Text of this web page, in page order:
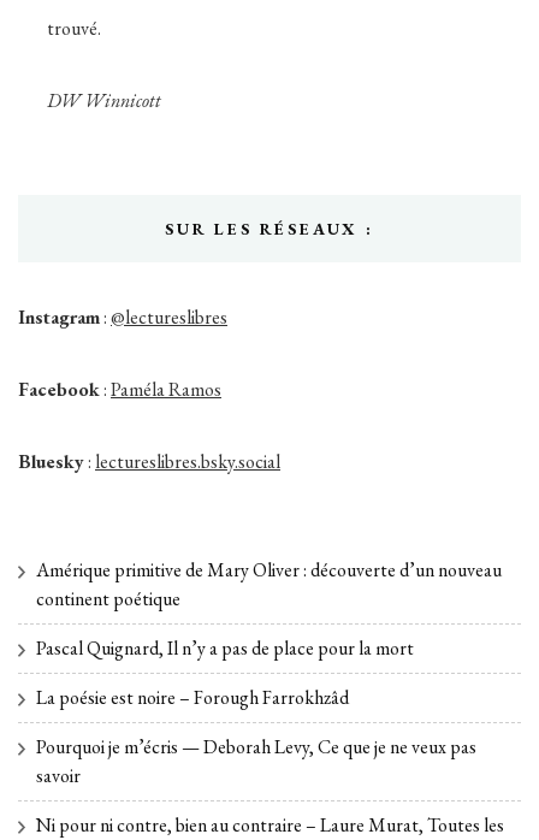
trouvé.
DW Winnicott
SUR LES RÉSEAUX :
Instagram:@lectureslibres
Facebook:Paméla Ramos
Bluesky: lectureslibres.bsky.social
Amérique primitive de Mary Oliver : découverte d’un nouveau
continent poétique
Pascal Quignard, Il n’y a pas de place pour la mort
La poésie est noire – Forough Farrokhzâd
Pourquoi je m’écris — Deborah Levy, Ce que je ne veux pas
savoir
Ni pour ni contre, bien au contraire – Laure Murat, Toutes les